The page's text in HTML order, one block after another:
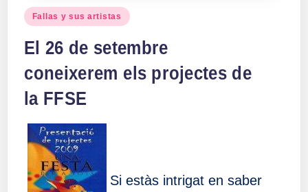
Publicado
Fallas y sus artistas
El 26 de setembre
coneixerem els projectes de
la FFSE
Si estàs intrigat en saber